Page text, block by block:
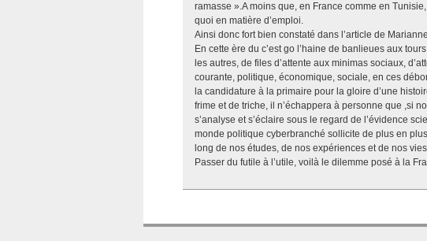
ramasse ».A moins que, en France comme en
quoi en matière d’emploi.
Ainsi donc fort bien constaté dans l’article de
En cette ère du c’est go l’haine de banlieues aux
les autres, de files d’attente aux minimas sociaux,
courante, politique, économique, sociale, en ces
la candidature à la primaire pour la gloire d’une
frime et de triche, il n’échappera à personne que ,si
s’analyse et s’éclaire sous le regard de l’évidence
monde politique cyberbranché sollicite de plus en
long de nos études, de nos expériences et de nos
Passer du futile à l’utile, voilà le dilemme posé à la